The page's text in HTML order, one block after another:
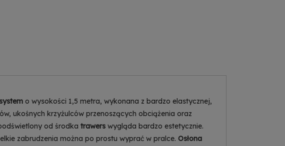
o wysokości 1,5 metra, wykonana z bardzo elastycznej,
ukośnych krzyżulców przenoszących obciążenia oraz
od środka trawers wygląda bardzo estetycznie.
zabrudzenia można po prostu wyprać w pralce. Osłona